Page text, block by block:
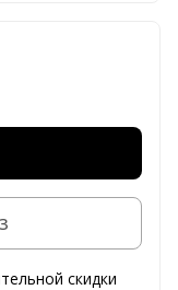
скидки